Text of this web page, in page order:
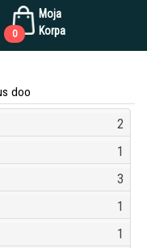
Moja
Korpa
0
doo
2
1
3
1
1